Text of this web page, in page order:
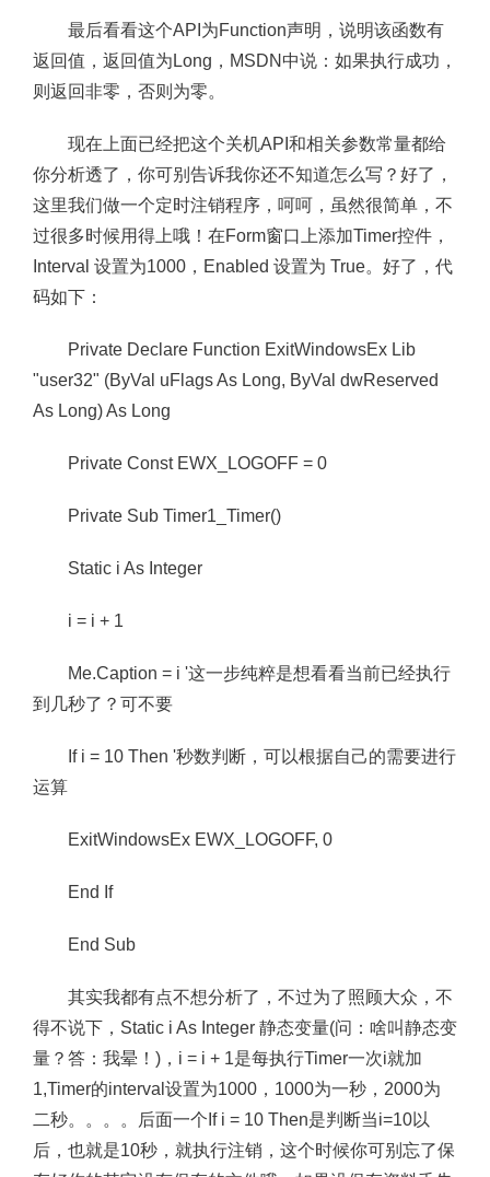
最后看看这个API为Function声明，说明该函数有
返回值，返回值为Long，MSDN中说：如果执行成功，
则返回非零，否则为零。
现在上面已经把这个关机API和相关参数常量都给
你分析透了，你可别告诉我你还不知道怎么写？好了，
这里我们做一个定时注销程序，呵呵，虽然很简单，不
过很多时候用得上哦！在Form窗口上添加Timer控件，
Interval 设置为1000，Enabled 设置为 True。好了，代
码如下：
Private Declare Function ExitWindowsEx Lib
"user32" (ByVal uFlags As Long, ByVal dwReserved
As Long) As Long
Private Const EWX_LOGOFF = 0
Private Sub Timer1_Timer()
Static i As Integer
i = i + 1
Me.Caption = i '这一步纯粹是想看看当前已经执行
到几秒了？可不要
If i = 10 Then '秒数判断，可以根据自己的需要进行
运算
ExitWindowsEx EWX_LOGOFF, 0
End If
End Sub
其实我都有点不想分析了，不过为了照顾大众，不
得不说下，Static i As Integer 静态变量(问：啥叫静态变
量？答：我晕！)，i = i + 1是每执行Timer一次i就加
1,Timer的interval设置为1000，1000为一秒，2000为
二秒。。。。后面一个If i = 10 Then是判断当i=10以
后，也就是10秒，就执行注销，这个时候你可别忘了保